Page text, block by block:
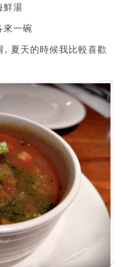
鮮湯
來一碗
, 夏天的時候我比較喜歡